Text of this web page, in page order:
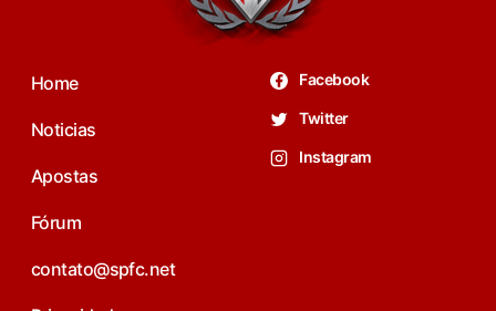
Home
Noticias
Apostas
Fórum
contato@spfc.net
Facebook
Twitter
Instagram